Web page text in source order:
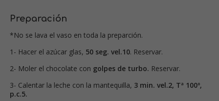
Preparación
*No se lava el vaso en toda la preparción.
1- Hacer el azúcar glas, 50 seg. vel.10. Reservar.
2- Moler el chocolate con golpes de turbo. Reservar.
3- Calentar la leche con la mantequilla, 3 min. vel.2, Tª 100º,
p.c.5.